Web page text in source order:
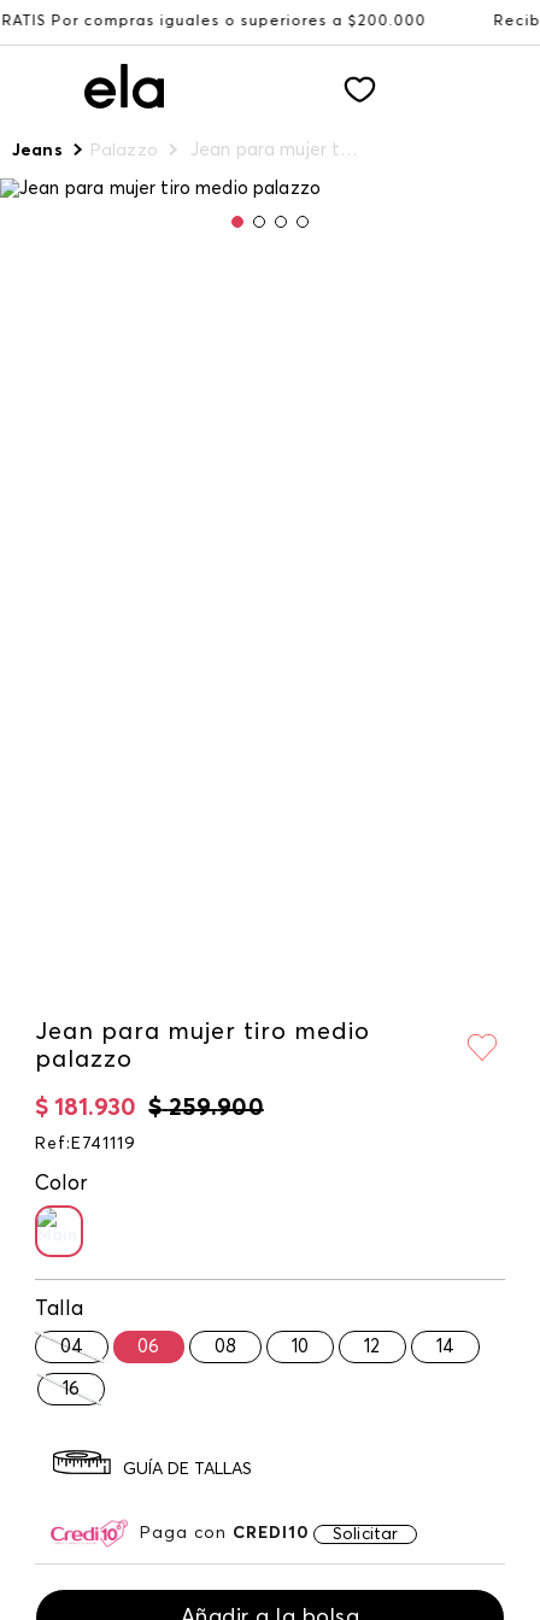
iguales o superiores a $200.000 Recibe: 15%OFF
Jeans Palazzo Jean para mujer tiro medio palazzo
Jean para mujer tiro medio
palazzo
$ 259.900
$ 181 .930
Ref : E741119
Color
Talla
04 06 08 10 12 14
16
GUÍA DE TALLAS
Paga con CREDI10 Solicitar